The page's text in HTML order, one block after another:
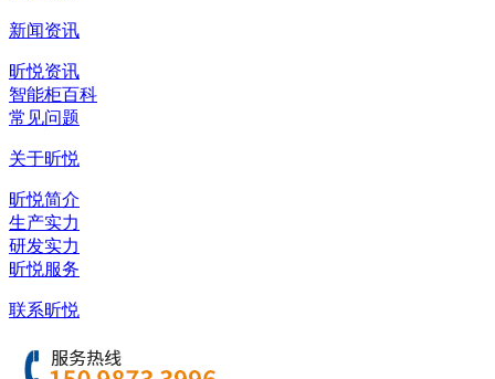
新闻资讯
昕悦资讯
智能柜百科
常见问题
关于昕悦
昕悦简介
生产实力
研发实力
昕悦服务
联系昕悦